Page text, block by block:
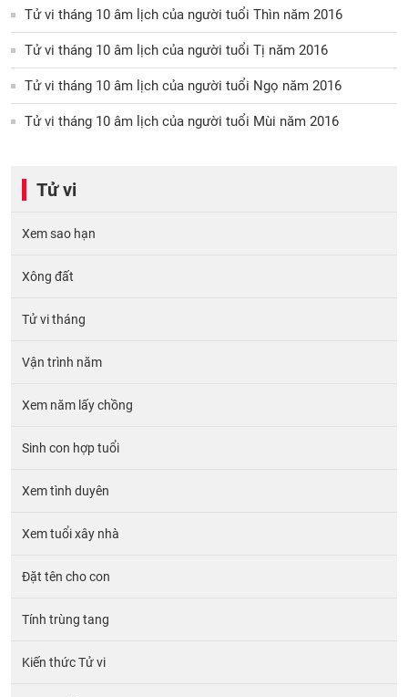
Tử vi tháng 10 âm lịch của người tuổi Thìn năm 2016
Tử vi tháng 10 âm lịch của người tuổi Tị năm 2016
Tử vi tháng 10 âm lịch của người tuổi Ngọ năm 2016
Tử vi tháng 10 âm lịch của người tuổi Mùi năm 2016
Tử vi
Xem sao hạn
Xông đất
Tử vi tháng
Vận trình năm
Xem năm lấy chồng
Sinh con hợp tuổi
Xem tình duyên
Xem tuổi xây nhà
Đặt tên cho con
Tính trùng tang
Kiến thức Tử vi